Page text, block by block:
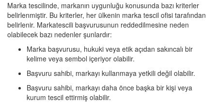
Marka tescilinde, markanın uygunluğu konusunda bazı kriterler
belirlenmiştir. Bu kriterler, her ülkenin marka tescil ofisi tarafından
belirlenir. Markatescili başvurusunun reddedilmesine neden
olabilecek bazı nedenler şunlardır:
Marka başvurusu, hukuki veya etik açıdan sakıncalı bir
kelime veya sembol içeriyor olabilir.
Başvuru sahibi, markayı kullanmaya yetkili değil olabilir.
Başvuru sahibi, markayı daha önce başka bir kişi veya
kurum tescil ettirmiş olabilir.